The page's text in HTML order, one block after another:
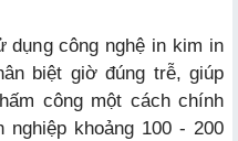
dụng công nghệ in kim in
biệt giờ đúng trễ, giúp
công một cách chính
khoảng 100 - 200